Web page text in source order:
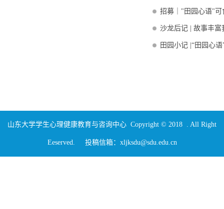
招募｜"田园心语"可
沙龙后记 | 故事丰
田园小记 |“田园心
山东大学学生心理健康教育与咨询中心 Copyright © 2018 . All Right
Eeserved. 投稿信箱：xljksdu@sdu.edu.cn